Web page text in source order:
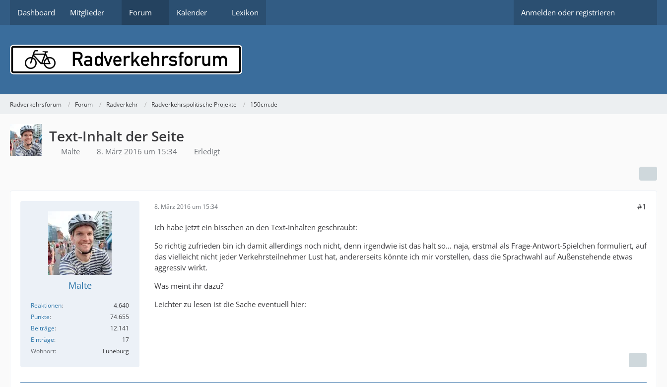
Dashboard Mitglieder Forum Kalender Lexikon Anmelden oder registrieren
Radverkehrsforum Forum Radverkehr Radverkehrspolitische Projekte 150cm.de
Text-Inhalt der Seite
Malte 8. März 2016 um 15:34 Erledigt
Malte
Reaktionen
4.640
Punkte
74.655
Beiträge
12.141
Einträge
17
Wohnort
Lüneburg
8. März 2016 um 15:34 #1
Ich habe jetzt ein bisschen an den Text-Inhalten geschraubt:
So richtig zufrieden bin ich damit allerdings noch nicht, denn irgendwie ist das halt so… naja, erstmal als Frage-Antwort-Spielchen formuliert, auf
das vielleicht nicht jeder Verkehrsteilnehmer Lust hat, andererseits könnte ich mir vorstellen, dass die Sprachwahl auf Außenstehende etwas
aggressiv wirkt.
Was meint ihr dazu?
Leichter zu lesen ist die Sache eventuell hier: